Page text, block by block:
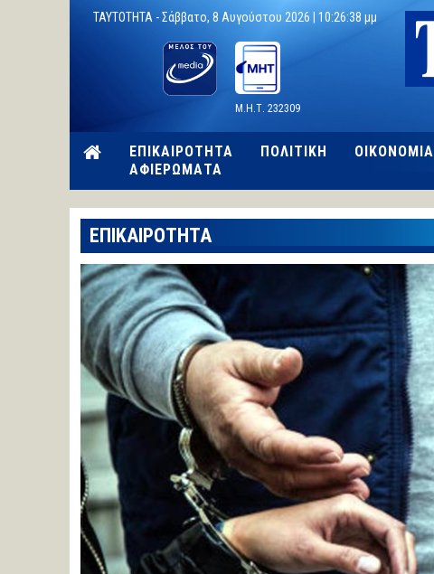
TAYTOTHTA -Σάββατο, 8 Αυγούστου 2026 | 10:26:39 μμ
Μ.Η.Τ. 232309
ΕΠΙΚΑΙΡΟΤΗΤΑ ΠΟΛΙΤΙΚΗ ΟΙΚΟΝΟΜΙΑ
ΑΦΙΕΡΩΜΑΤΑ
ΕΠΙΚΑΙΡΟΤΗΤΑ